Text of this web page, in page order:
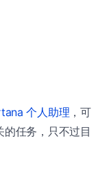
个人助理 ，可
任务，只不过目